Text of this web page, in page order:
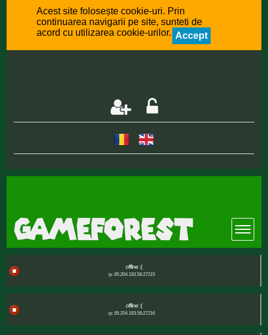
Acest site folosește cookie-uri. Prin
continuarea navigarii pe site, sunteti de
acord cu utilizarea cookie-urilor. Accept
offline :(
ip: 85.204.193.58:27215
offline :(
ip: 85.204.193.58:27216